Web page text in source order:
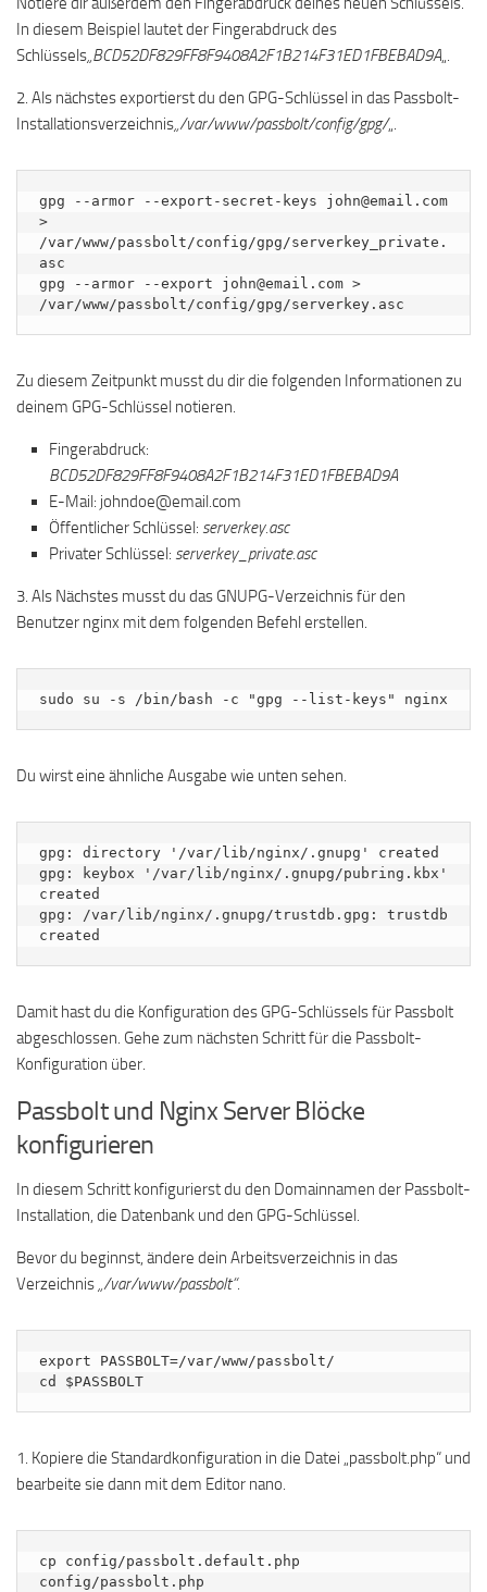
In diesem Beispiel lautet der Fingerabdruck des
Schlüssels„BCD52DF829FF8F9408A2F1B214F31ED1FBEBAD9A„.
2. Als nächstes exportierst du den GPG-Schlüssel in das Passbolt-
Installationsverzeichnis„/var/www/passbolt/config/gpg/„.
gpg --armor --export-secret-keys john@email.com
>
/var/www/passbolt/config/gpg/serverkey_private.
asc
gpg --armor --export john@email.com >
/var/www/passbolt/config/gpg/serverkey.asc
Zu diesem Zeitpunkt musst du dir die folgenden Informationen zu
deinem GPG-Schlüssel notieren.
Fingerabdruck:
BCD52DF829FF8F9408A2F1B214F31ED1FBEBAD9A
E-Mail: johndoe@email.com
Öffentlicher Schlüssel: serverkey.asc
Privater Schlüssel: serverkey_private.asc
3. Als Nächstes musst du das GNUPG-Verzeichnis für den
Benutzer nginx mit dem folgenden Befehl erstellen.
sudo su -s /bin/bash -c "gpg --list-keys" nginx
Du wirst eine ähnliche Ausgabe wie unten sehen.
gpg: directory '/var/lib/nginx/.gnupg' created
gpg: keybox '/var/lib/nginx/.gnupg/pubring.kbx'
created
gpg: /var/lib/nginx/.gnupg/trustdb.gpg: trustdb
created
Damit hast du die Konfiguration des GPG-Schlüssels für Passbolt
abgeschlossen. Gehe zum nächsten Schritt für die Passbolt-
Konfiguration über.
Passbolt und Nginx Server Blöcke
konfigurieren
In diesem Schritt konfigurierst du den Domainnamen der Passbolt-
Installation, die Datenbank und den GPG-Schlüssel.
Bevor du beginnst, ändere dein Arbeitsverzeichnis in das
Verzeichnis „/var/www/passbolt“.
export PASSBOLT=/var/www/passbolt/
cd $PASSBOLT
1. Kopiere die Standardkonfiguration in die Datei „passbolt.php“ und
bearbeite sie dann mit dem Editor nano.
cp config/passbolt.default.php
config/passbolt.php